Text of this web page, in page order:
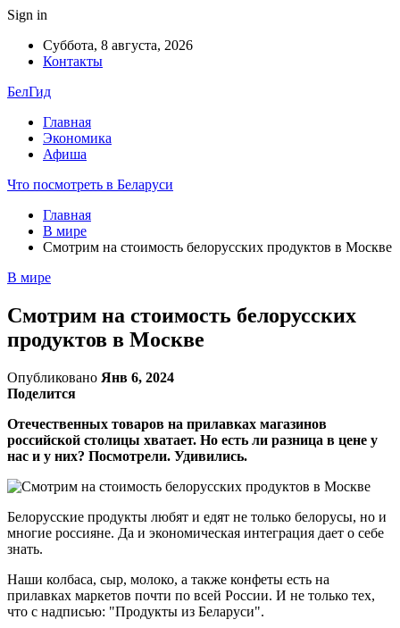
Sign in
Суббота, 8 августа, 2026
Контакты
БелГид
Главная
Экономика
Афиша
Что посмотреть в Беларуси
Главная
В мире
Смотрим на стоимость белорусских продуктов в Москве
В мире
Смотрим на стоимость белорусских
продуктов в Москве
Опубликовано Янв 6, 2024
Поделится
Отечественных товаров на прилавках магазинов
российской столицы хватает. Но есть ли разница в цене у
нас и у них? Посмотрели. Удивились.
Белорусские продукты любят и едят не только белорусы, но и
многие россияне. Да и экономическая интеграция дает о себе
знать.
Наши колбаса, сыр, молоко, а также конфеты есть на
прилавках маркетов почти по всей России. И не только тех,
что с надписью: "Продукты из Беларуси".